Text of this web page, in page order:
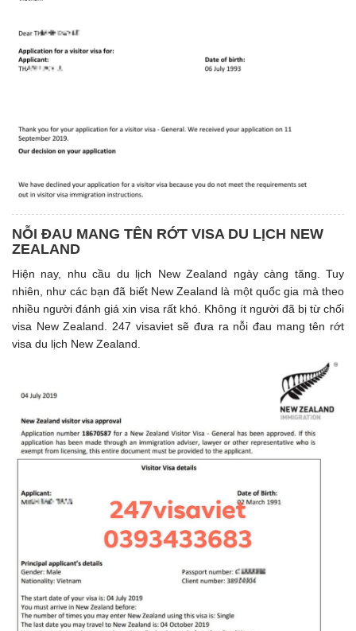
NỖI ĐAU MANG TÊN RỚT VISA DU LỊCH NEW
ZEALAND
Hiện nay, nhu cầu du lịch New Zealand ngày càng tăng. Tuy
nhiên, như các bạn đã biết New Zealand là một quốc gia mà theo
nhiều người đánh giá xin visa rất khó. Không ít người đã bị từ chối
visa New Zealand. 247 visaviet sẽ đưa ra nỗi đau mang tên rớt
visa du lịch New Zealand.